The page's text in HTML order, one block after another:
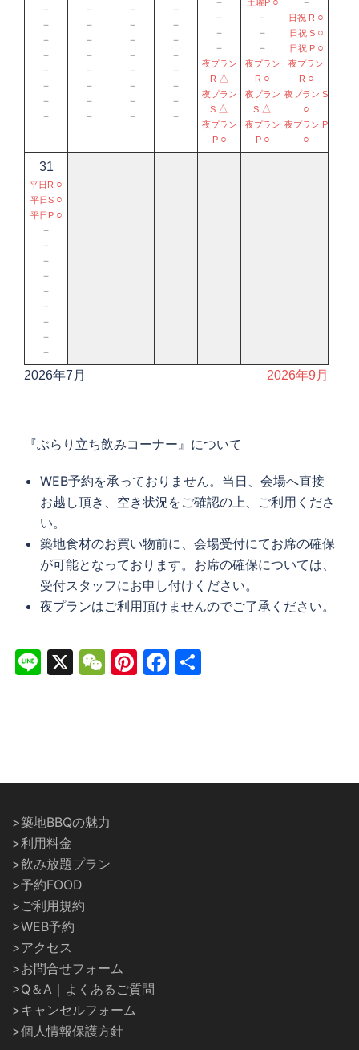
－
－
－
－
－
－
－
－
－
－
－
－
－
－
－
－
－
－
－
－
－
－
－
－
－
－
－
－
－
－
－
－
－
－
－
夜プラン
R △
夜プラン
S △
夜プラン
P ○
土曜P
－
－
－
夜プラン
R ○
夜プラン
S △
夜プラン
P ○
日祝 R ○
日祝 S ○
日祝 P ○
夜プラン
R ○
夜プラン S
○
夜プラン P
○
31
平日R ○
平日S ○
平日P ○
－
－
－
－
－
－
－
－
－
2026年7月 2026年9月
『ぶらり立ち飲みコーナー』について
WEB予約を承っておりません。当日、会場へ直接
お越し頂き、空き状況をご確認の上、ご利用くださ
い。
築地食材のお買い物前に、会場受付にてお席の確保
が可能となっております。お席の確保については、
受付スタッフにお申し付けください。
夜プランはご利用頂けませんのでご了承ください。
Line
X WeChat
Pinterest
Facebook
>築地BBQの魅力
>利用料金
>飲み放題プラン
>予約FOOD
>ご利用規約
>WEB予約
>アクセス
>お問合せフォーム
>Q＆A｜よくあるご質問
>キャンセルフォーム
>個人情報保護方針